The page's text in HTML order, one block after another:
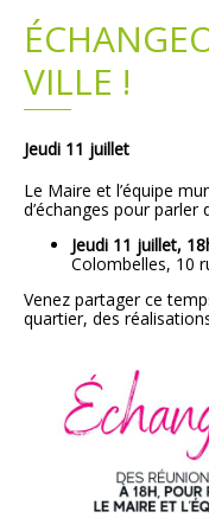
VILLE !
Jeudi 11 juillet
Le Maire et l’équipe
d’échanges pour parler
Jeudi 11 juillet,
Colombelles, 10
Venez partager ce
quartier, des
Plans
Demandes légales
Emploi
Marchés publics
Grands projets